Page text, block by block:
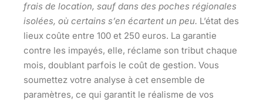
frais de location, sauf dans des poches régionales
isolées, où certains s’en écartent un peu. L’état des
lieux coûte entre 100 et 250 euros. La garantie
contre les impayés, elle, réclame son tribut chaque
mois, doublant parfois le coût de gestion. Vous
soumettez votre analyse à cet ensemble de
paramètres, ce qui garantit le réalisme de vos